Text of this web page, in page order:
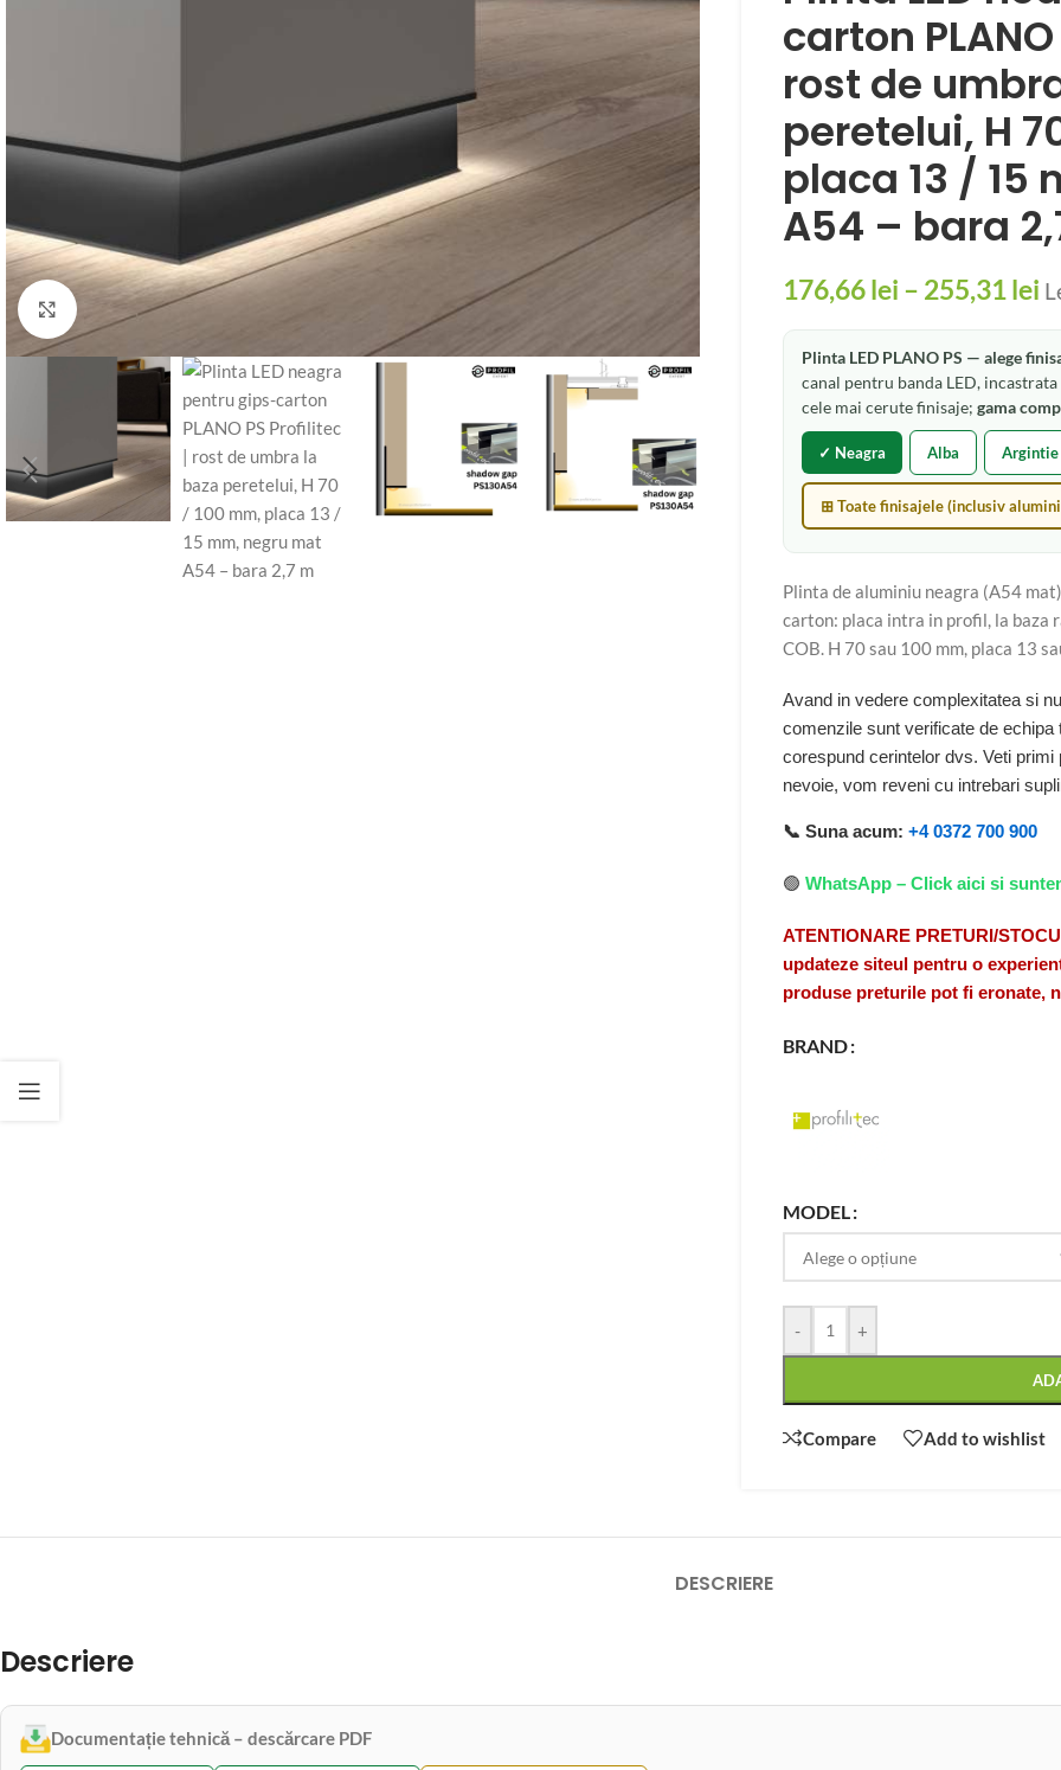
Click to enlarge
carton
rost de
peretelui, H
placa 13 / 15
A54 – bara
176,66lei – 255,31lei
Plinta LED PLANO PS — alege
canal pentru banda LED,
cele mai cerute finisaje; gama
✓ Neagra Alba Argintie
⊞ Toate finisajele (inclusiv
Plinta de aluminiu neagra (A54
carton: placa intra in profil, la baza
COB. H 70 sau 100 mm, placa 13
Avand in vedere complexitatea si
comenzile sunt verificate de
corespund cerintelor dvs. Veti
nevoie, vom reveni cu intrebari
📞 Suna acum: +4 0372 700 900
🟢 WhatsApp – Click aici si
ATENTIONARE PRETURI/
updateze siteul pentru o
produse preturile pot fi eronate,
BRAND
MODEL
- +
Compare Add to wishlist
DESCRIERE
Descriere
Documentație tehnică – descărcare PDF